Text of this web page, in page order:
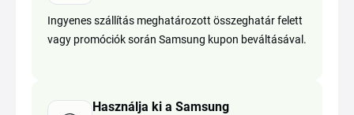
Ingyenes szállítás meghatározott összeghatár felett
vagy promóciók során Samsung kupon beváltásával.
Használja ki a Samsung